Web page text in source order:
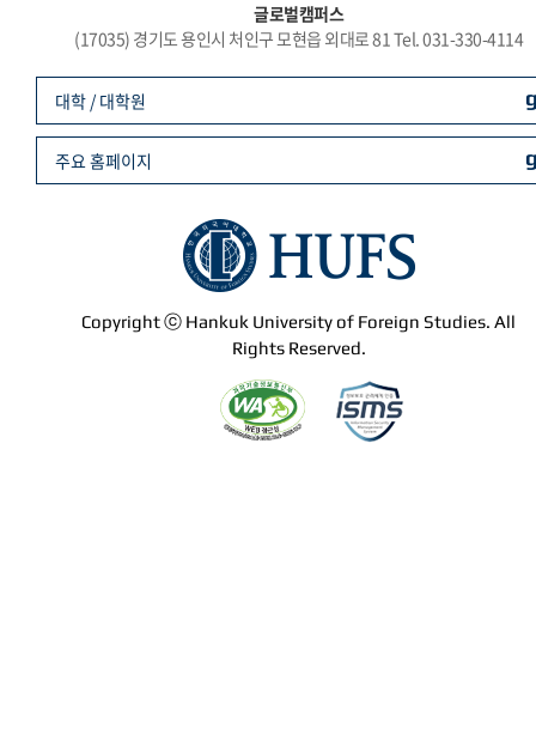
글로벌캠퍼스
(17035) 경기도 용인시 처인구 모현읍 외대로 81 Tel. 031-330-4114
Copyright ⓒ Hankuk University of Foreign Studies. All
Rights Reserved.
대학 / 대학원
주요 홈페이지